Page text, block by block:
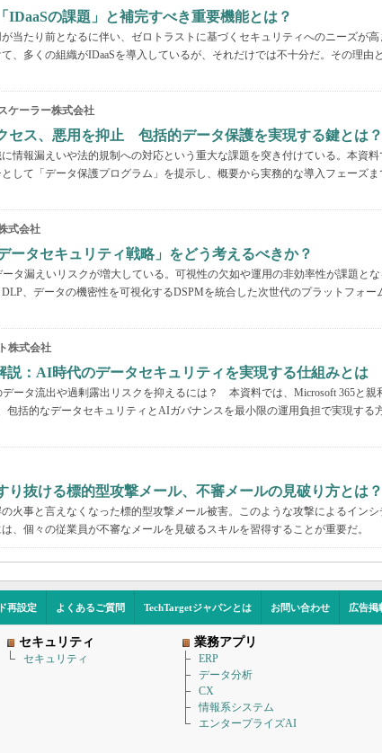
IDaaSの課題」と補完すべき重要機能とは？
当たり前となるに伴い、ゼロトラストに基づくセキュリティへのニーズが
、多くの組織がIDaaSを導入しているが、それだけでは不十分だ。その理由
ケーラー株式会社
セス、悪用を抑止 包括的データ保護を実現する鍵とは？
情報漏えいや法的規制への対応という重大な課題を突き付けている。本資料
して「データ保護プログラム」を提示し、概要から実務的な導入フェーズ
式会社
ータセキュリティ戦略」をどう考えるべきか？
タ漏えいリスクが増大している。可視性の欠如や運用の非効率性が課題とな
、データの機密性を可視化するDSPMを統合した次世代のプラットフォー
株式会社
説：AI時代のデータセキュリティを実現する仕組みとは
ータ流出や過剰露出リスクを抑えるには？ 本資料では、Microsoft 365と親
包括的なデータセキュリティとAIガバナンスを最小限の運用負担で実現する
り抜ける標的型攻撃メール、不審メールの見破り方とは？
火事と言えなくなった標的型攻撃メール被害。このような攻撃によるインシ
、個々の従業員が不審なメールを見破るスキルを習得することが重要だ。
再設定 よくあるご質問 TechTargetジャパンとは お問い合わせ 広告掲
セキュリティ
セキュリティ
業務アプリ
ERP
データ分析
CX
情報系システム
エンタープライズAI